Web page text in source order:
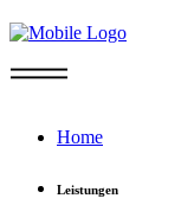
Home
Leistungen